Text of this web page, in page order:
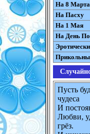
На 8 Марта
На Пасху
На 1 Мая
На День
Пусть
чудеса
И
Любви,
грёз.